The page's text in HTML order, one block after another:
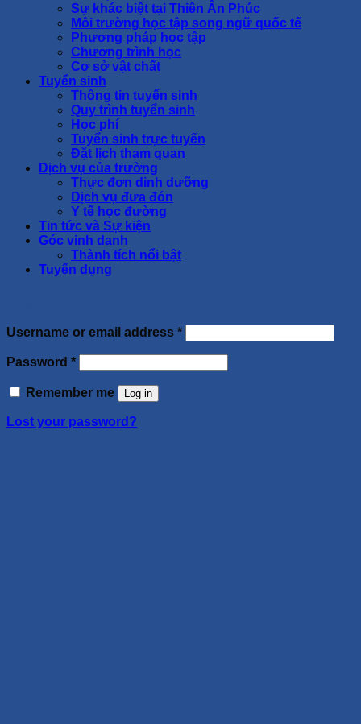
Sự khác biệt tại Thiên Ân Phúc
Môi trường học tập song ngữ quốc tế
Phương pháp học tập
Chương trình học
Cơ sở vật chất
Tuyển sinh
Thông tin tuyển sinh
Quy trình tuyển sinh
Học phí
Tuyển sinh trực tuyến
Đặt lịch tham quan
Dịch vụ của trường
Thực đơn dinh dưỡng
Dịch vụ đưa đón
Y tế học đường
Tin tức và Sự kiện
Góc vinh danh
Thành tích nổi bật
Tuyển dụng
Username or email address *
Password *
Remember me Log in
Lost your password?